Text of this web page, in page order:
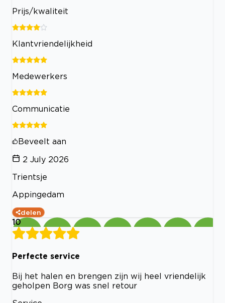
Prijs/kwaliteit
Klantvriendelijkheid
Medewerkers
Communicatie
Beveelt aan
2 July 2026
Trientsje
Appingedam
delen
10
Perfecte service
Bij het halen en brengen zijn wij heel vriendelijk
geholpen Borg was snel retour